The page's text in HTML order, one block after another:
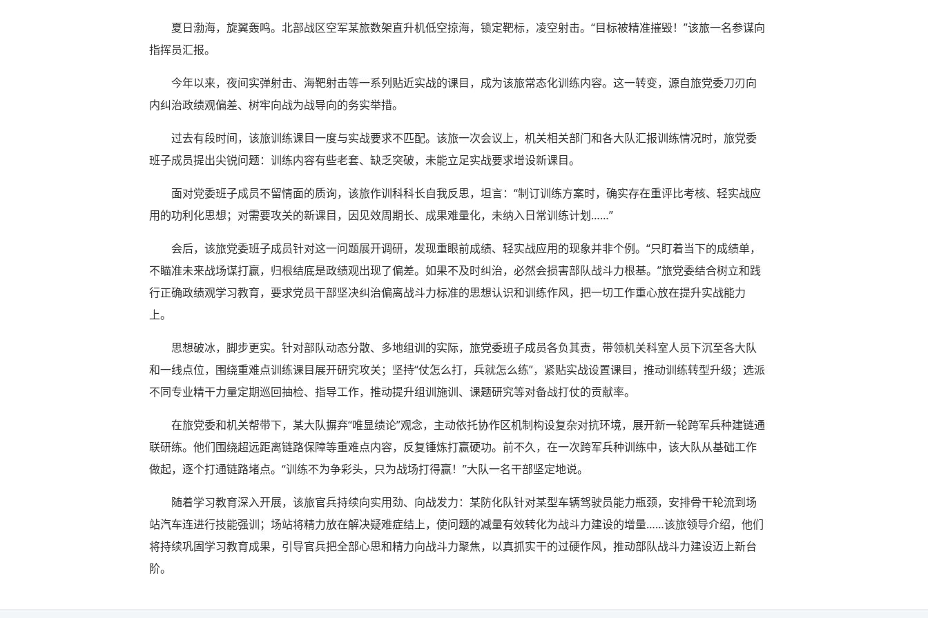
夏日渤海，旋翼轰鸣。北部战区空军某旅数架直升机低空掠海，锁定靶标，凌空射击。“目标被精准摧毁！”该旅一名参谋向
指挥员汇报。
今年以来，夜间实弹射击、海靶射击等一系列贴近实战的课目，成为该旅常态化训练内容。这一转变，源自旅党委刀刃向
内纠治政绩观偏差、树牢向战为战导向的务实举措。
过去有段时间，该旅训练课目一度与实战要求不匹配。该旅一次会议上，机关相关部门和各大队汇报训练情况时，旅党委
班子成员提出尖锐问题：训练内容有些老套、缺乏突破，未能立足实战要求增设新课目。
面对党委班子成员不留情面的质询，该旅作训科科长自我反思，坦言：“制订训练方案时，确实存在重评比考核、轻实战应
用的功利化思想；对需要攻关的新课目，因见效周期长、成果难量化，未纳入日常训练计划……”
会后，该旅党委班子成员针对这一问题展开调研，发现重眼前成绩、轻实战应用的现象并非个例。“只盯着当下的成绩单，
不瞄准未来战场谋打赢，归根结底是政绩观出现了偏差。如果不及时纠治，必然会损害部队战斗力根基。”旅党委结合树立和践
行正确政绩观学习教育，要求党员干部坚决纠治偏离战斗力标准的思想认识和训练作风，把一切工作重心放在提升实战能力
上。
思想破冰，脚步更实。针对部队动态分散、多地组训的实际，旅党委班子成员各负其责，带领机关科室人员下沉至各大队
和一线点位，围绕重难点训练课目展开研究攻关；坚持“仗怎么打，兵就怎么练”，紧贴实战设置课目，推动训练转型升级；选派
不同专业精干力量定期巡回抽检、指导工作，推动提升组训施训、课题研究等对备战打仗的贡献率。
在旅党委和机关帮带下，某大队摒弃“唯显绩论”观念，主动依托协作区机制构设复杂对抗环境，展开新一轮跨军兵种建链通
联研练。他们围绕超远距离链路保障等重难点内容，反复锤炼打赢硬功。前不久，在一次跨军兵种训练中，该大队从基础工作
做起，逐个打通链路堵点。“训练不为争彩头，只为战场打得赢！”大队一名干部坚定地说。
随着学习教育深入开展，该旅官兵持续向实用劲、向战发力：某防化队针对某型车辆驾驶员能力瓶颈，安排骨干轮流到场
站汽车连进行技能强训；场站将精力放在解决疑难症结上，使问题的减量有效转化为战斗力建设的增量……该旅领导介绍，他们
将持续巩固学习教育成果，引导官兵把全部心思和精力向战斗力聚焦，以真抓实干的过硬作风，推动部队战斗力建设迈上新台
阶。